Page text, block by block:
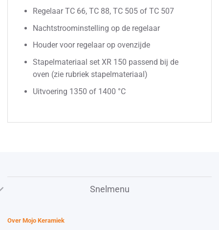
Regelaar TC 66, TC 88, TC 505 of TC 507
Nachtstroominstelling op de regelaar
Houder voor regelaar op ovenzijde
Stapelmateriaal set XR 150 passend bij de
oven (zie rubriek stapelmateriaal)
Uitvoering 1350 of 1400 °C
Snelmenu
Over Mojo Keramiek